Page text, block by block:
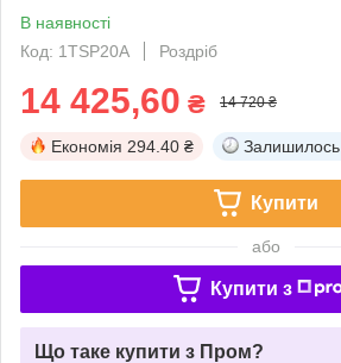
В наявності
Код: 1TSP20A
Роздріб
14 425,60 ₴ 14 720 ₴
Економія 294.40 ₴ Залишилось
Купити
або
Купити з
Що таке купити з Пром?